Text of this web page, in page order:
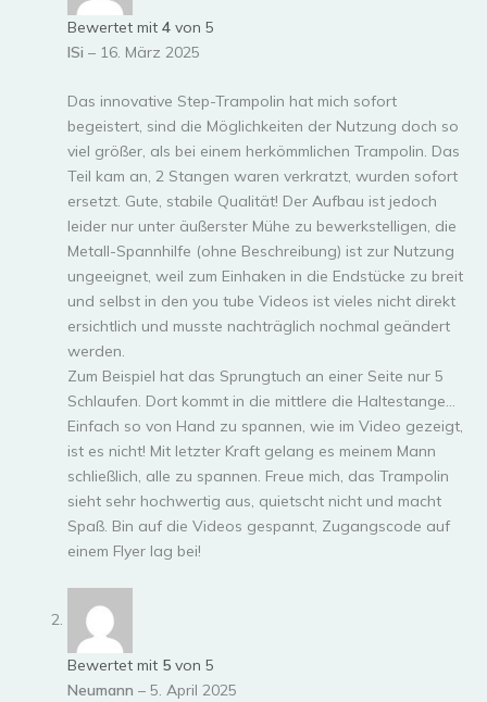
Bewertet mit 4 von 5
ISi – 16. März 2025
Das innovative Step-Trampolin hat mich sofort
begeistert, sind die Möglichkeiten der Nutzung doch so
viel größer, als bei einem herkömmlichen Trampolin. Das
Teil kam an, 2 Stangen waren verkratzt, wurden sofort
ersetzt. Gute, stabile Qualität! Der Aufbau ist jedoch
leider nur unter äußerster Mühe zu bewerkstelligen, die
Metall-Spannhilfe (ohne Beschreibung) ist zur Nutzung
ungeeignet, weil zum Einhaken in die Endstücke zu breit
und selbst in den you tube Videos ist vieles nicht direkt
ersichtlich und musste nachträglich nochmal geändert
werden.
Zum Beispiel hat das Sprungtuch an einer Seite nur 5
Schlaufen. Dort kommt in die mittlere die Haltestange…
Einfach so von Hand zu spannen, wie im Video gezeigt,
ist es nicht! Mit letzter Kraft gelang es meinem Mann
schließlich, alle zu spannen. Freue mich, das Trampolin
sieht sehr hochwertig aus, quietscht nicht und macht
Spaß. Bin auf die Videos gespannt, Zugangscode auf
einem Flyer lag bei!
Bewertet mit 5 von 5
Neumann – 5. April 2025